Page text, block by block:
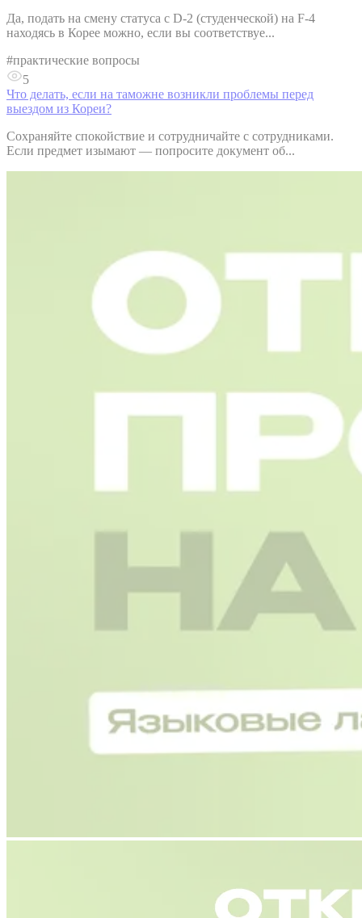
Да, подать на смену статуса с D-2 (студенческой) на F-4
находясь в Корее можно, если вы соответствуе...
#практические вопросы
5
Что делать, если на таможне возникли проблемы перед
выездом из Кореи?
Сохраняйте спокойствие и сотрудничайте с сотрудниками.
Если предмет изымают — попросите документ об...